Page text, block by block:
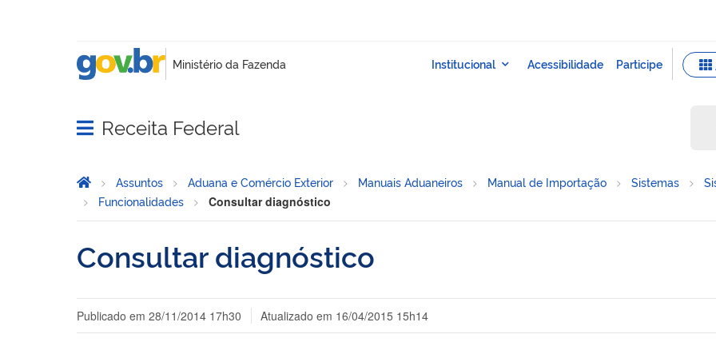
Abrir menu principal de navegação
Receita Federal
Você está aqui:
Página Inicial
Assuntos Aduana e Comércio Exterior Manuais Aduaneiros Manual de Importação Sistemas
Funcionalidades
Consultar diagnóstico
Consultar diagnóstico
Publicado em 28/11/2014 17h30 Atualizado em 16/04/2015 15h14